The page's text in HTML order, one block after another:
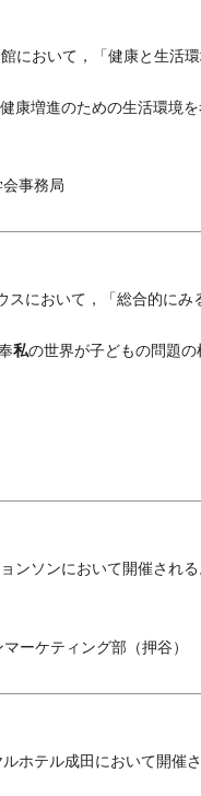
において，「健康と生活
康増進のための生活環境を
事務局
において，「総合的にみ
私の世界が子どもの問題の
ソンにおいて開催される
ーケティング部（押谷）
ホテル成田において開催さ